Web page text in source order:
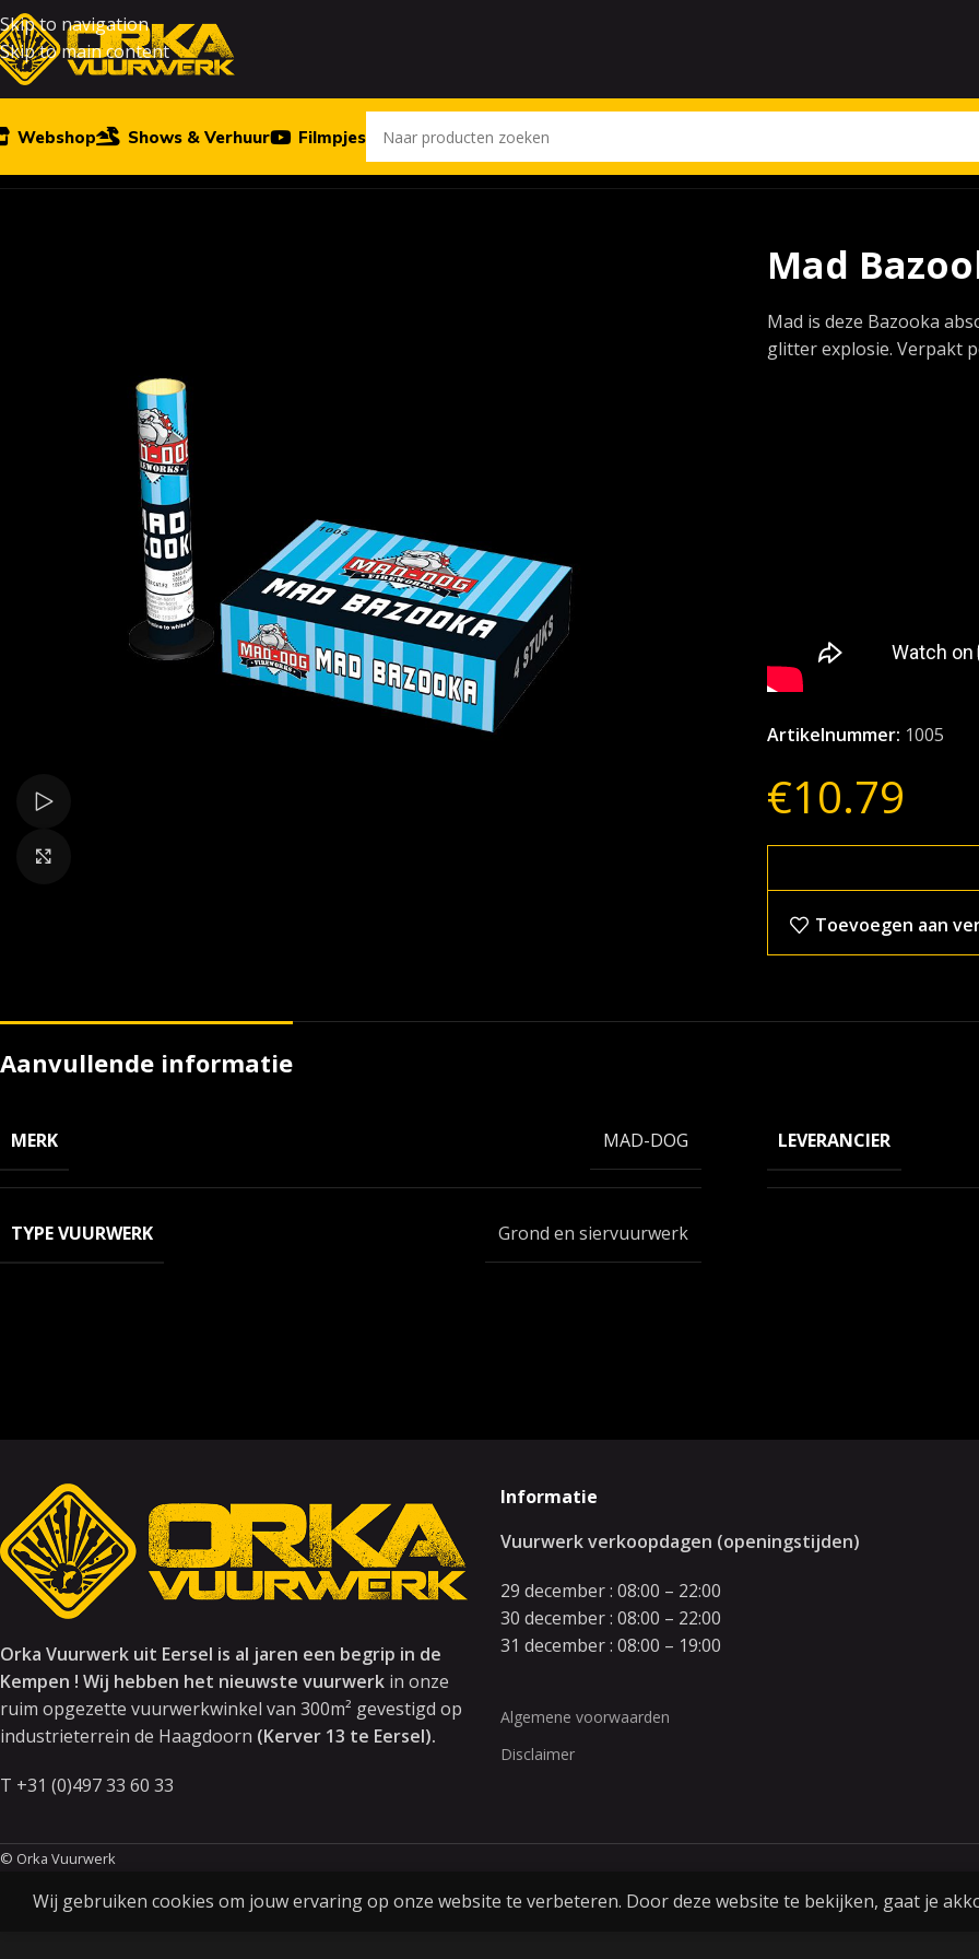
Skip to navigation
Skip to main content
Webshop Shows & Verhuur Filmpjes
Mad
Mad is deze Bazooka
glitter explosie. Verpakt
Artikelnummer: 1005
€10.79
Toevoegen aan
Aanvullende informatie
MERK MAD-DOG LEVERANCIER
TYPE VUURWERK Grond en siervuurwerk
Orka Vuurwerk uit Eersel is al jaren een begrip in de
Kempen ! Wij hebben het nieuwste vuurwerk in onze
ruim opgezette vuurwerkwinkel van 300m² gevestigd op
industrieterrein de Haagdoorn (Kerver 13 te Eersel).
T +31 (0)497 33 60 33
Informatie
Vuurwerk verkoopdagen (openingstijden)
29 december : 08:00 – 22:00
30 december : 08:00 – 22:00
31 december : 08:00 – 19:00
Algemene voorwaarden
Disclaimer
© Orka Vuurwerk
Wij gebruiken cookies om jouw ervaring op onze website te verbeteren. Door deze website te bekijken, gaat je